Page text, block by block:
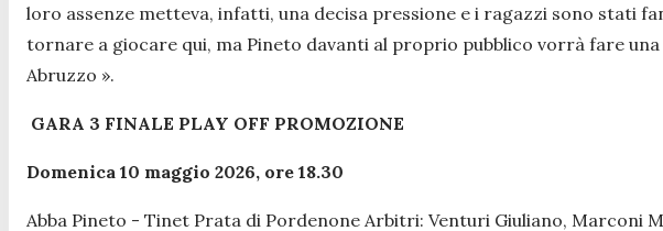
loro assenze metteva, infatti, una decisa pressione e i ragazzi sono stati
tornare a giocare qui, ma Pineto davanti al proprio pubblico vorrà fare
Abruzzo ».
GARA 3 FINALE PLAY OFF PROMOZIONE
Domenica 10 maggio 2026, ore 18.30
Abba Pineto - Tinet Prata di Pordenone Arbitri: Venturi Giuliano, Marconi